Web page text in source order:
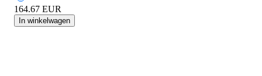
164.67 EUR
In winkelwagen